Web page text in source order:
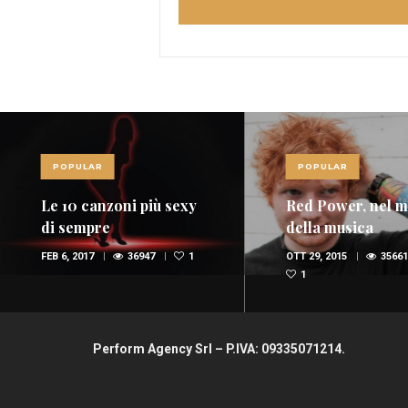
POPULAR
Le 10 canzoni più sexy
di sempre
FEB 6, 2017 36947 1
POPULAR
Red Power, nel
della musica
spopolano i rossi
(FOTO E VIDEO)
OTT 29, 2015
35661
1
Perform Agency Srl – P.IVA: 09335071214.